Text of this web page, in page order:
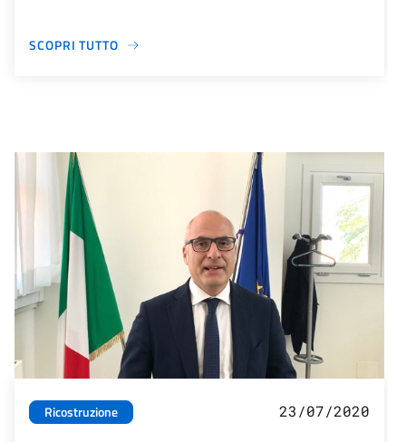
SCOPRI TUTTO
Ricostruzione 23/07/2020